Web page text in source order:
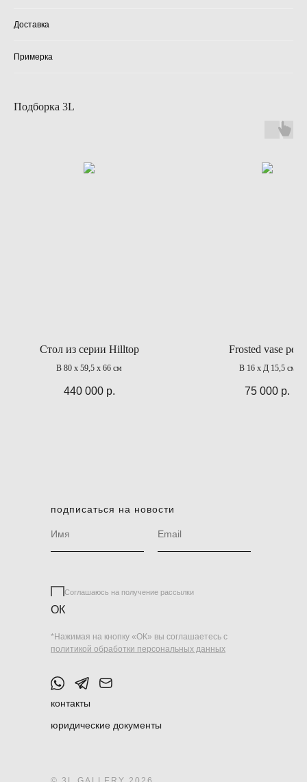
Доставка
Примерка
Подборка 3L
Стол из серии Hilltop
В 80 х 59,5 х 66 см
440 000 р.
Frosted vase petal
В 16 х Д 15,5 см
75 000 р.
подписаться на новости
Соглашаюсь на получение рассылки
ОК
контакты
юридические документы
*Нажимая на кнопку «ОК» вы соглашаетесь с
политикой обработки персональных данных